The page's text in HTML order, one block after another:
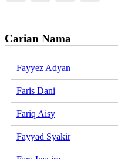
Carian Nama
Fayyez Adyan
Faris Dani
Fariq Aisy
Fayyad Syakir